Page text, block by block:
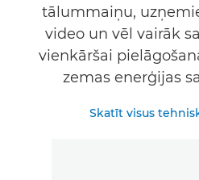
tālummaiņu,
video un vēl vairāk
vienkāršai
zemas enerģijas
Skatīt visus